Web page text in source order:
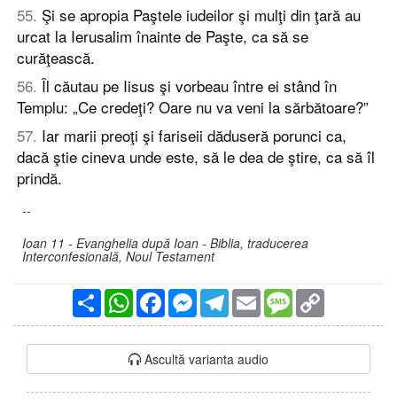
55. Şi se apropia Paştele iudeilor şi mulţi din ţară au
urcat la Ierusalim înainte de Paşte, ca să se
curăţească.
56. Îl căutau pe Iisus şi vorbeau între ei stând în
Templu: „Ce credeţi? Oare nu va veni la sărbătoare?”
57. Iar marii preoţi şi fariseii dăduseră porunci ca,
dacă ştie cineva unde este, să le dea de ştire, ca să îl
prindă.
--
Ioan 11 - Evanghelia după Ioan - Biblia, traducerea
Interconfesională, Noul Testament
PartajareWhatsAppFacebookMessengerTelegram
Email Message
Ascultă varianta audio